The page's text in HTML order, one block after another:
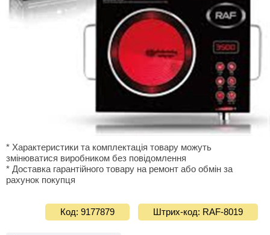
* Характеристики та комплектація товару можуть
змінюватися виробником без повідомлення
* Доставка гарантiйного товару на ремонт або обмiн за
рахунок покупця
Код: 9177879 Штрих-код: RAF-8019